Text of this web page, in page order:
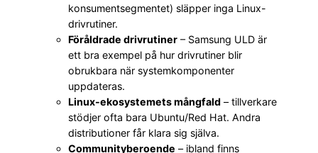
konsumentsegmentet) släpper inga Linux-
drivrutiner.
Föråldrade drivrutiner – Samsung ULD är
ett bra exempel på hur drivrutiner blir
obrukbara när systemkomponenter
uppdateras.
Linux-ekosystemets mångfald – tillverkare
stödjer ofta bara Ubuntu/Red Hat. Andra
distributioner får klara sig själva.
Communityberoende – ibland finns